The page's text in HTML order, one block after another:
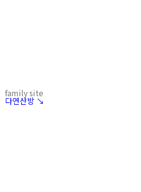
family site
다연산방 ↘︎